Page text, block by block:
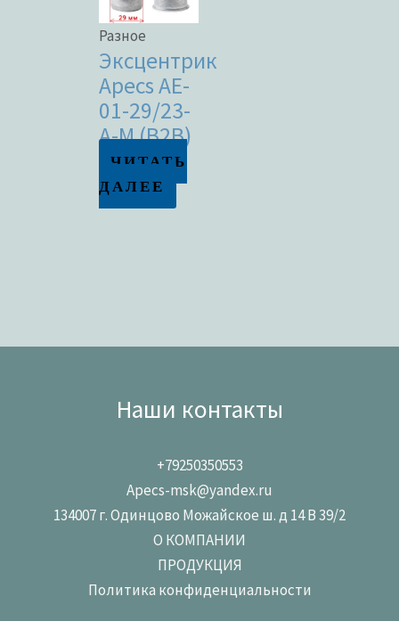
Разное
Эксцентрик
Apecs AE-
01-29/23-
A-M (B2B)
ЧИТАТЬ
ДАЛЕЕ
Наши контакты
+79250350553
Apecs-msk@yandex.ru
134007 г. Одинцово Можайское ш. д 14 В 39/2
О КОМПАНИИ
ПРОДУКЦИЯ
Политика конфиденциальности